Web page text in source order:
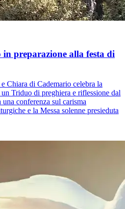
preparazione alla festa di
Chiara di Cademario celebra la
Triduo di preghiera e riflessione dal
conferenza sul carisma
e la Messa solenne presieduta